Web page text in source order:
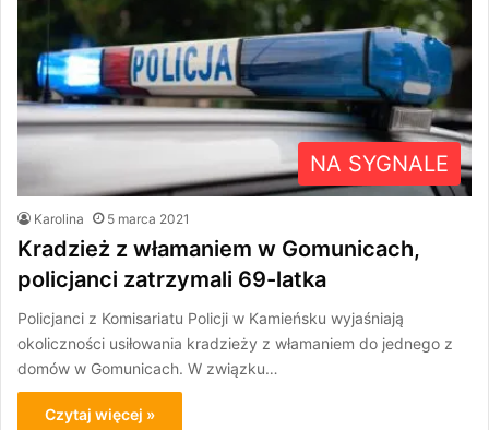
NA SYGNALE
Karolina 5 marca 2021
Kradzież z włamaniem w Gomunicach,
policjanci zatrzymali 69-latka
Policjanci z Komisariatu Policji w Kamieńsku wyjaśniają
okoliczności usiłowania kradzieży z włamaniem do jednego z
domów w Gomunicach. W związku…
Czytaj więcej »